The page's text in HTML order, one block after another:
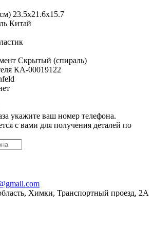
23.5х21.6х15.7
Китай
Скрытый (спираль)
КА-00019122
укажите ваш номер телефона.
с вами для получения деталей по
Химки, Транспортный проезд, 2А